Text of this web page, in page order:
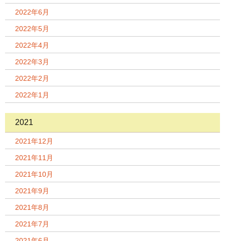
2022年6月
2022年5月
2022年4月
2022年3月
2022年2月
2022年1月
2021
2021年12月
2021年11月
2021年10月
2021年9月
2021年8月
2021年7月